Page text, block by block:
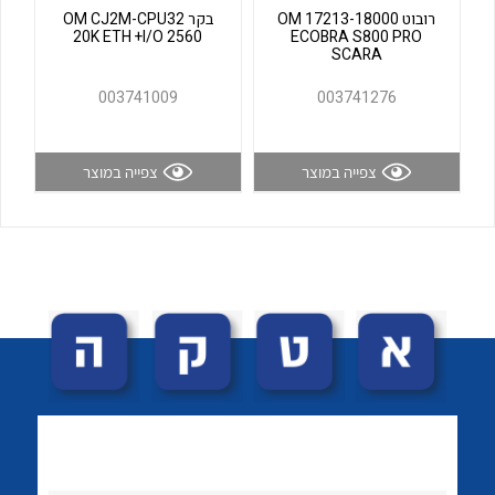
לכל מוצרי היצרן לכל מוצרי היצרן רובוט OM 17213-18000
ECOBRA S800 PRO
SCARA
003741276
צפייה במוצר
בקר OM CJ2M-CPU32
20K ETH +I/O 2560
003741009
צפייה במוצר